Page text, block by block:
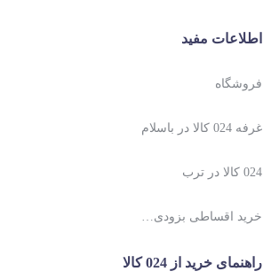
اطلاعات مفید
فروشگاه
غرفه 024 کالا در باسلام
024 کالا در ترب
خرید اقساطی بزودی…
راهنمای خرید از 024 کالا